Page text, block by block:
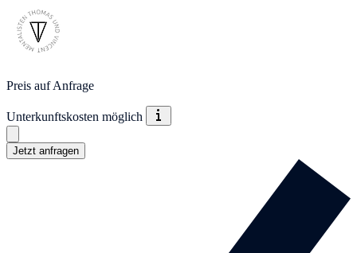
Preis auf Anfrage
Unterkunftskosten möglich
Jetzt anfragen